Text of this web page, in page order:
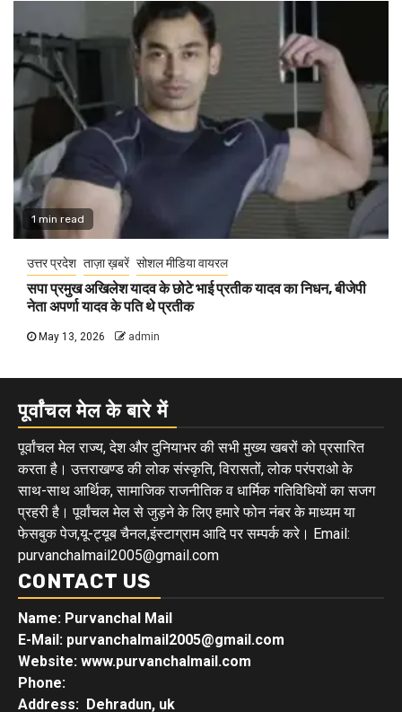
1 min read
उत्तर प्रदेश ताज़ा ख़बरें सोशल मीडिया वायरल
सपा प्रमुख अखिलेश यादव के छोटे भाई प्रतीक यादव का निधन, बीजेपी
नेता अपर्णा यादव के पति थे प्रतीक
May 13, 2026 admin
पूर्वांचल मेल के बारे में
पूर्वांचल मेल राज्य, देश और दुनियाभर की सभी मुख्य खबरों को प्रसारित
करता है। उत्तराखण्ड की लोक संस्कृति, विरासतों, लोक परंपराओ के
साथ-साथ आर्थिक, सामाजिक राजनीतिक व धार्मिक गतिविधियों का सजग
प्रहरी है। पूर्वांचल मेल से जुड़ने के लिए हमारे फोन नंबर के माध्यम या
फेसबुक पेज,यू-ट्यूब चैनल,इंस्टाग्राम आदि पर सम्पर्क करे। Email:
purvanchalmail2005@gmail.com
CONTACT US
Name: Purvanchal Mail
E-Mail: purvanchalmail2005@gmail.com
Website: www.purvanchalmail.com
Phone:
Address: Dehradun, uk